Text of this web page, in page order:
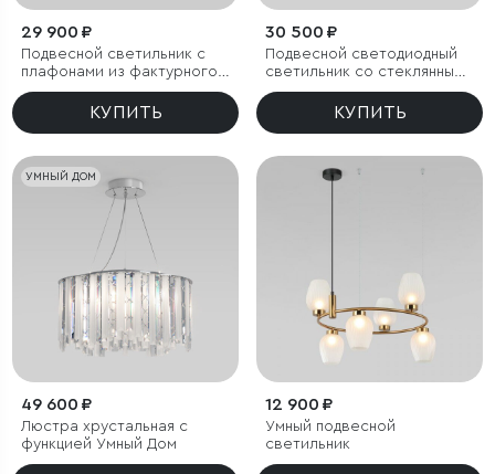
29 900 ₽
Подвесной светильник с
плафонами из фактурного
стекла
КУПИТЬ
30 500 ₽
Подвесной светодиодный
светильник со стеклянными
плафонами
КУПИТЬ
УМНЫЙ ДОМ
49 600 ₽
Люстра хрустальная с
функцией Умный Дом
12 900 ₽
Умный подвесной
светильник